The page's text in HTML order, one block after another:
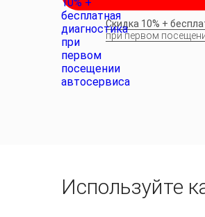
Скидка 10% +
при первом
Используйте